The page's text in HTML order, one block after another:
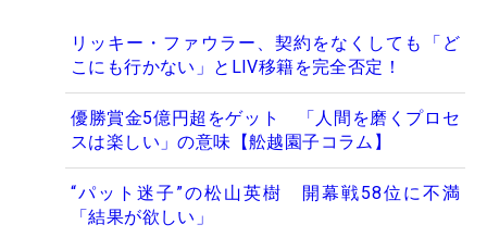
リッキー・ファウラー、契約をなくしても「ど
こにも行かない」とLIV移籍を完全否定！
優勝賞金5億円超をゲット 「人間を磨くプロセ
スは楽しい」の意味【舩越園子コラム】
“パット迷子”の松山英樹 開幕戦58位に不満
「結果が欲しい」